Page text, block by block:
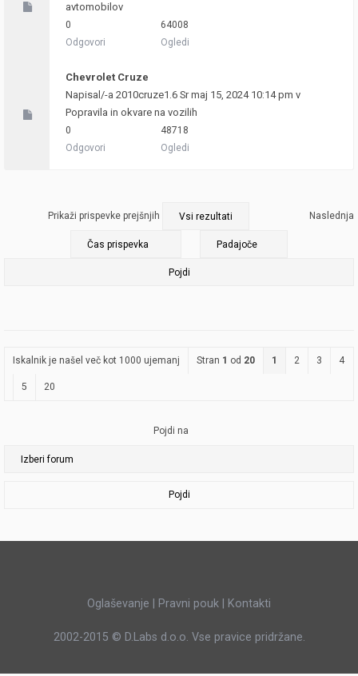
avtomobilov
0
Odgovori
64008
Ogledi
Chevrolet Cruze
Napisal/-a 2010cruze1.6 Sr maj 15, 2024 10:14 pm v
Popravila in okvare na vozilih
0
Odgovori
48718
Ogledi
Naslednja
Prikaži prispevke prejšnjih
Iskalnik je našel več kot 1000 ujemanj Stran 1 od 20 1 2 3 4
5 20
Pojdi na
Pojdi
Oglaševanje Pravni pouk Kontakti
2002-2015 © D.Labs d.o.o. Vse pravice pridržane.